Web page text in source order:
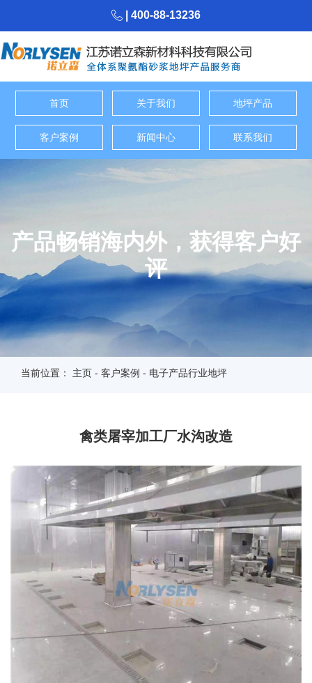
| 400-88-13236
首页 关于我们 地坪产品
客户案例 新闻中心 联系我们
产品畅销海内外，获得客户好
评
当前位置： 主页 - 客户案例 - 电子产品行业地坪
禽类屠宰加工厂水沟改造